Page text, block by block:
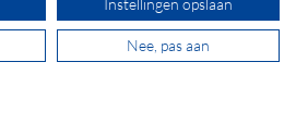
Instellingen opslaan
Nee, pas aan